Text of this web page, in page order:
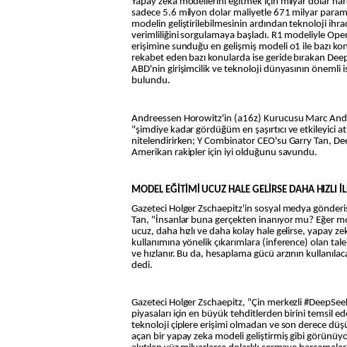
sadece 5.6 milyon dolar maliyetle 671 milyar
modelin geliştirilebilmesinin ardından teknoloji
verimliliğini sorgulamaya başladı. R1 modeliyle
erişimine sunduğu en gelişmiş modeli o1 ile bazı
rekabet eden bazı konularda ise geride bırakan
ABD'nin girişimcilik ve teknoloji dünyasının önemli
bulundu.
Andreessen Horowitz'in (a16z) Kurucusu Marc
"şimdiye kadar gördüğüm en şaşırtıcı ve etkileyici
nitelendirirken; Y Combinator CEO'su Garry Tan,
Amerikan rakipler için iyi olduğunu savundu.
MODEL EĞİTİMİ UCUZ HALE GELİRSE DAHA HIZLI
Gazeteci Holger Zschaepitz'in sosyal medya
Tan, "İnsanlar buna gerçekten inanıyor mu? Eğer
ucuz, daha hızlı ve daha kolay hale gelirse, yapay
kullanımına yönelik çıkarımlara (inference) olan
ve hızlanır. Bu da, hesaplama gücü arzının
dedi.
Gazeteci Holger Zschaepitz, "Çin merkezli
piyasaları için en büyük tehditlerden birini temsil
teknoloji çiplere erişimi olmadan ve son derece
açan bir yapay zeka modeli geliştirmiş gibi